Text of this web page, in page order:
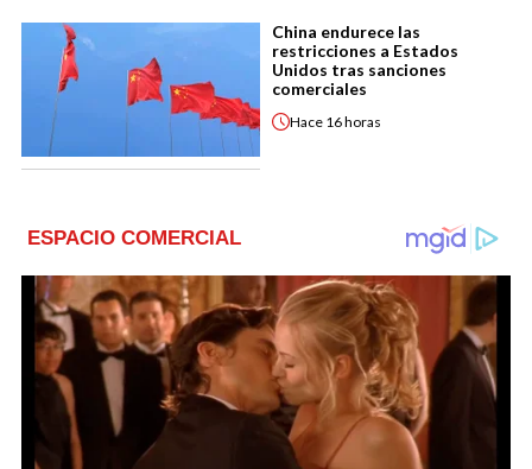
China endurece las
restricciones a Estados
Unidos tras sanciones
comerciales
Hace 16 horas